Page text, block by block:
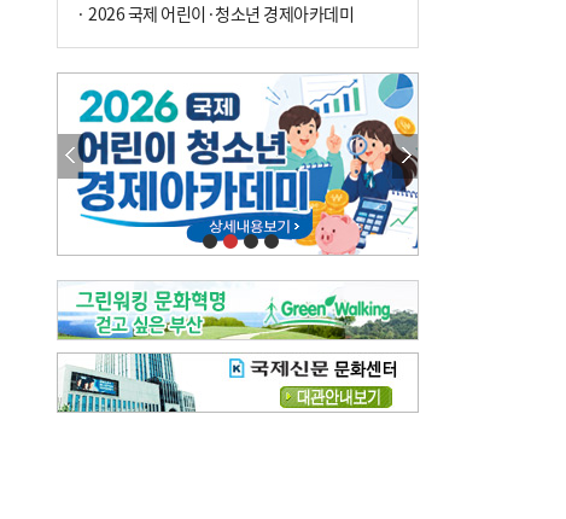
· 2026 국제 어린이·청소년 경제아카데미